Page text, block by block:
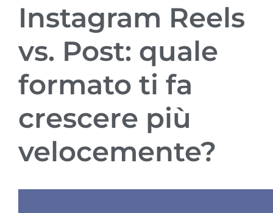
Instagram Reels
vs. Post: quale
formato ti fa
crescere più
velocemente?